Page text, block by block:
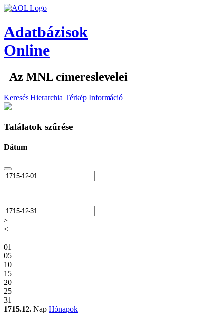
Adatbázisok
Online
Az MNL címereslevelei
Keresés Hierarchia Térkép Információ
Találatok szűrése
Dátum
—
>
<
01
05
10
15
20
25
31
1715.12. Nap Hónapok